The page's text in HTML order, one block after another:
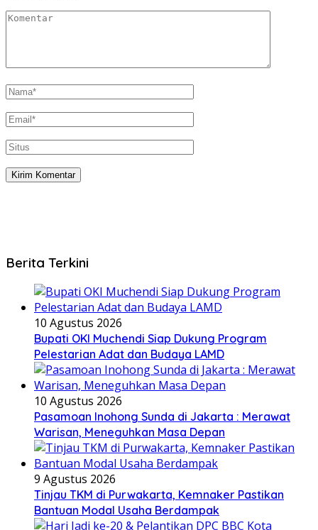
Berita Terkini
10 Agustus 2026
Bupati OKI Muchendi Siap Dukung Program
Pelestarian Adat dan Budaya LAMD
10 Agustus 2026
Pasamoan Inohong Sunda di Jakarta : Merawat
Warisan, Meneguhkan Masa Depan
9 Agustus 2026
Tinjau TKM di Purwakarta, Kemnaker Pastikan
Bantuan Modal Usaha Berdampak